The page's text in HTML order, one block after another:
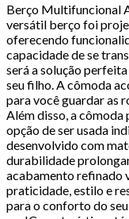
Berço Multifuncional
versátil berço foi
oferecendo
capacidade de se
será a solução
seu filho. A cômoda
para você guardar as
Além disso, a cômoda
opção de ser usada
desenvolvido com
durabilidade
acabamento refinado
praticidade, estilo e
para o conforto do